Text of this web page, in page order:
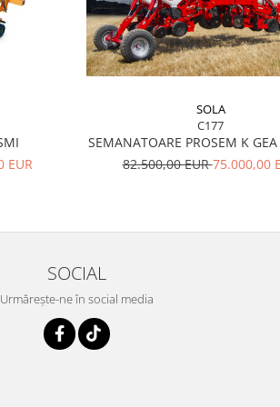
EUR
SOLA
C177
SEMANATOARE PROSEM K GEA
82.500,00 EUR75.000,00
SOCIAL
Urmărește-ne în social media